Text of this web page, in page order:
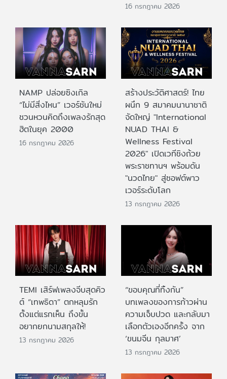
16 กรกฎาคม 2026
NAMP ปล่อยซิงเกิล
“ไม่มีสิ่งไหน” เวอร์ชันใหม่
ชวนหวนคิดถึงเพลงรักสุด
ฮิตในยุค 2000
16 กรกฎาคม 2026
สร้างประวัติศาสตร์! ไทย
ผนึก 9 สมาคมนานาชาติ
จัดใหญ่ "International
NUAD THAI &
Wellness Festival
2026" เปิดเวทีชิงถ้วย
พระราชทานฯ พร้อมดัน
"นวดไทย" สู่ซอฟต์พาว
เวอร์ระดับโลก
13 กรกฎาคม 2026
TEMI เสิร์ฟเพลงจีบสุดคิว
ต์ “เทพธิดา” ตกหลุมรัก
ตั้งแต่แรกเห็น ถึงขั้น
อยากยกนามสกุลให้!
13 กรกฎาคม 2026
“ขอบคุณที่ทิ้งกัน”
บทเพลงของการก้าวผ่าน
ความเจ็บปวด และกลับมา
เลือกตัวเองอีกครั้ง จาก
‘ขนมจีน กุลมาศ’
13 กรกฎาคม 2026